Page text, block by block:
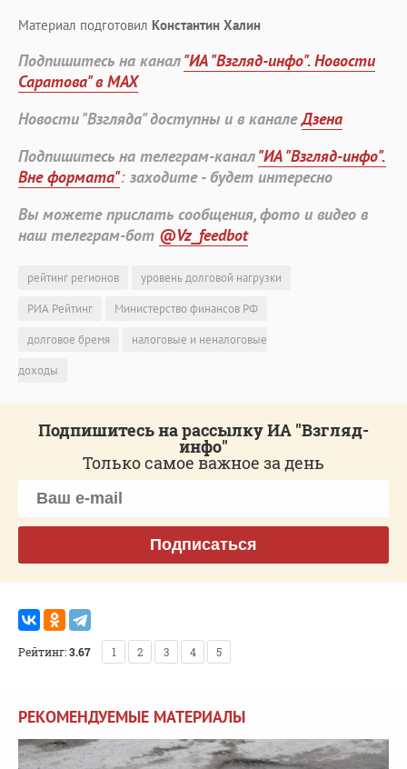
Материал подготовил Константин Халин
Подпишитесь на канал"ИА "Взгляд-инфо". Новости
Саратова" в MAX
Новости "Взгляда" доступны и в каналеДзена
Подпишитесь на телеграм-канал"ИА "Взгляд-инфо".
Вне формата": заходите - будет интересно
Вы можете прислать сообщения, фото и видео в
наш телеграм-бот @Vz_feedbot
рейтинг регионов
уровень долговой нагрузки
РИА Рейтинг
Министерство финансов РФ
долговое бремя
налоговые и неналоговые
доходы
Подпишитесь на рассылку ИА "Взгляд-
инфо"
Только самое важное за день
Подписаться
Рейтинг:3.67 1 2 3 4 5
РЕКОМЕНДУЕМЫЕ МАТЕРИАЛЫ